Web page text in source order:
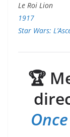
Le Roi Lion
1917
Star Wars:
🏆